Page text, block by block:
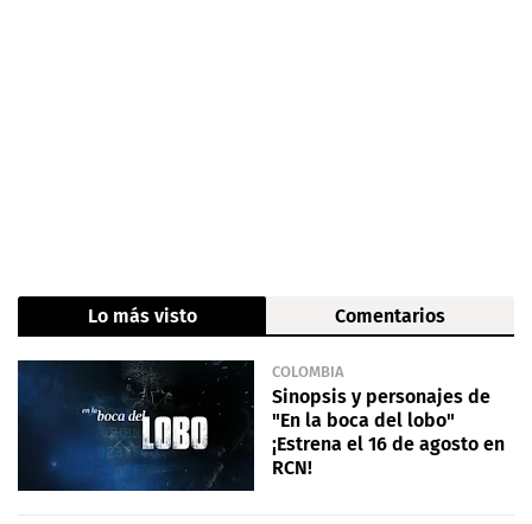
Lo más visto Comentarios
COLOMBIA
Sinopsis y personajes de
"En la boca del lobo"
¡Estrena el 16 de agosto en
RCN!